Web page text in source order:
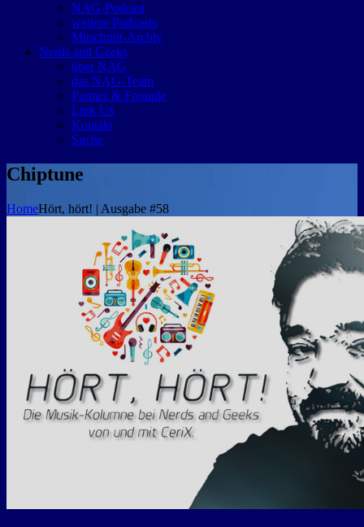
NAG-Podcast
weitere Podcasts
Mitschnitt-Archiv
Nerds and Geeks
über NAG
das NAG-Team
Partner & Freunde
Link Us
Kontakt
Suche
Chiptune
HomeHört, hört! | Ausgabe #58